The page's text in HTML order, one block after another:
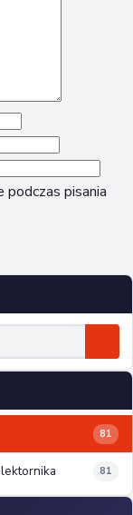
pisania
81
81